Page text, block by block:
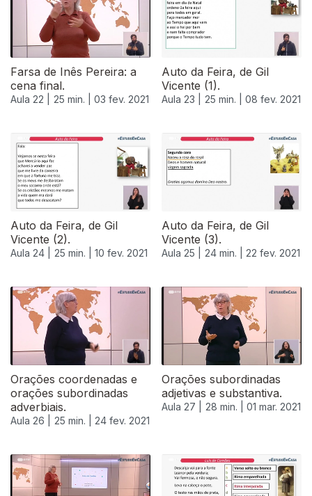
Farsa de Inês Pereira: a
cena final.
Aula 22 | 25 min. | 03 fev. 2021
Auto da Feira, de Gil
Vicente (1).
Aula 23 | 25 min. | 08 fev. 2021
Auto da Feira, de Gil
Vicente (2).
Aula 24 | 25 min. | 10 fev. 2021
Auto da Feira, de Gil
Vicente (3).
Aula 25 | 24 min. | 22 fev. 2021
Orações coordenadas e
orações subordinadas
adverbiais.
Aula 26 | 25 min. | 24 fev. 2021
Orações subordinadas
adjetivas e substantiva.
Aula 27 | 28 min. | 01 mar. 2021